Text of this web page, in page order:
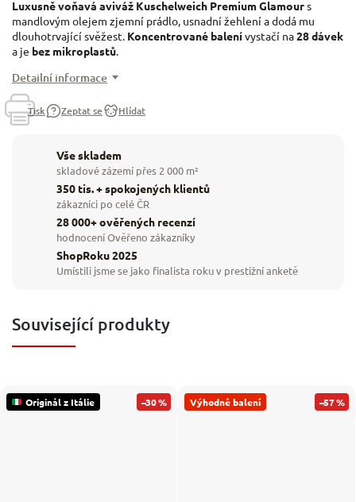
Luxusně voňavá aviváž Kuschelweich Premium Glamours
mandlovým olejem zjemní prádlo, usnadní žehlení a dodá mu
dlouhotrvající svěžest. Koncentrované balenívystačí na28 dávek
a je bez mikroplastů.
Detailní informace
Tisk Zeptat se Hlídat
Vše skladem
skladové zázemí přes 2 000 m²
350 tis. + spokojených klientů
zákazníci po celé ČR
28 000+ ověřených recenzí
hodnocení Ověřeno zákazníky
ShopRoku 2025
Umístili jsme se jako finalista roku v prestižní anketě
Související produkty
Originál z Itálie –30 % Výhodné balení –57 %